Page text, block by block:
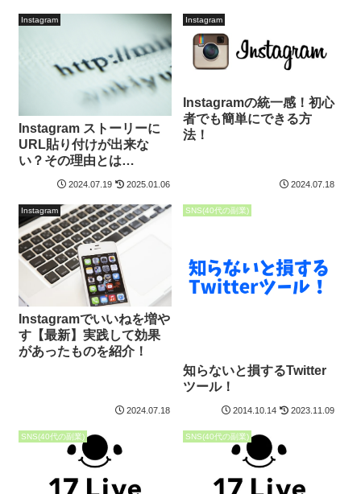
Instagram
Instagram ストーリーに
URL貼り付けが出来な
い？その理由とは…
2024.07.19 2025.01.06
Instagram
Instagramの統一感！初心
者でも簡単にできる方
法！
2024.07.18
Instagram
Instagramでいいねを増や
す【最新】実践して効果
があったものを紹介！
2024.07.18
SNS(40代の副業)
知らないと損するTwitter
ツール！
2014.10.14 2023.11.09
SNS(40代の副業) SNS(40代の副業)